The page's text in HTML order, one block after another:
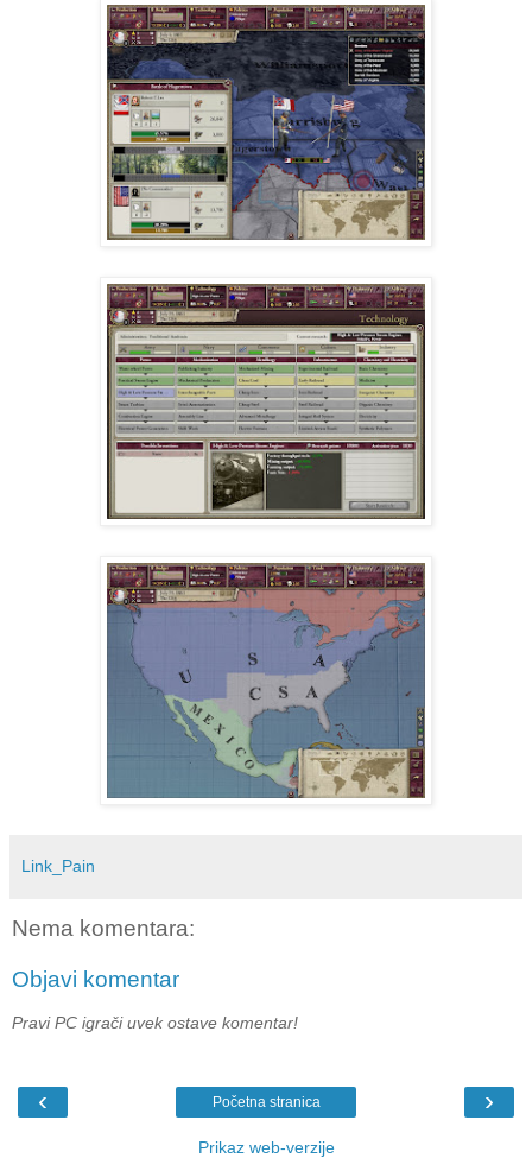
Link_Pain
Nema komentara:
Objavi komentar
Pravi PC igrači uvek ostave komentar!
‹ ›
Početna stranica
Prikaz web-verzije